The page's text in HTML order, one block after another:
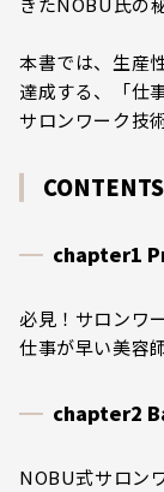
本書では、生産
達成する、「仕
サロンワーク技
CONTENTS
chapter1
必見！サロンワ
仕事が早い美容
chapter2
NOBU式サロン